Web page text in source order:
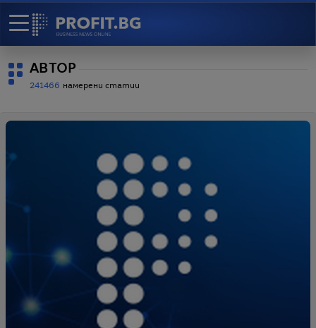
АВТОР
241466 намерени статии